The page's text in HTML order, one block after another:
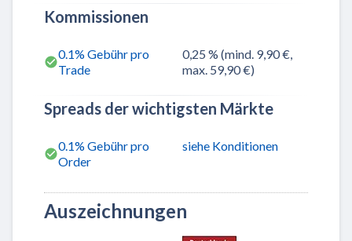
Kommissionen
0.1% Gebühr pro
Trade
0,25 % (mind. 9,90 €,
max. 59,90 €)
Spreads der wichtigsten Märkte
0.1% Gebühr pro
Order
siehe Konditionen
Auszeichnungen